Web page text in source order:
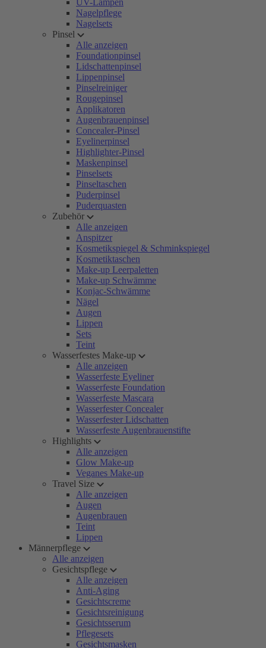
UV-Lampen
Nagelpflege
Nagelsets
Pinsel
Alle anzeigen
Foundationpinsel
Lidschattenpinsel
Lippenpinsel
Pinselreiniger
Rougepinsel
Applikatoren
Augenbrauenpinsel
Concealer-Pinsel
Eyelinerpinsel
Highlighter-Pinsel
Maskenpinsel
Pinselsets
Pinseltaschen
Puderpinsel
Puderquasten
Zubehör
Alle anzeigen
Anspitzer
Kosmetikspiegel & Schminkspiegel
Kosmetiktaschen
Make-up Leerpaletten
Make-up Schwämme
Konjac-Schwämme
Nägel
Augen
Lippen
Sets
Teint
Wasserfestes Make-up
Alle anzeigen
Wasserfeste Eyeliner
Wasserfeste Foundation
Wasserfeste Mascara
Wasserfester Concealer
Wasserfester Lidschatten
Wasserfeste Augenbrauenstifte
Highlights
Alle anzeigen
Glow Make-up
Veganes Make-up
Travel Size
Alle anzeigen
Augen
Augenbrauen
Teint
Lippen
Männerpflege
Alle anzeigen
Gesichtspflege
Alle anzeigen
Anti-Aging
Gesichtscreme
Gesichtsreinigung
Gesichtsserum
Pflegesets
Gesichtsmasken